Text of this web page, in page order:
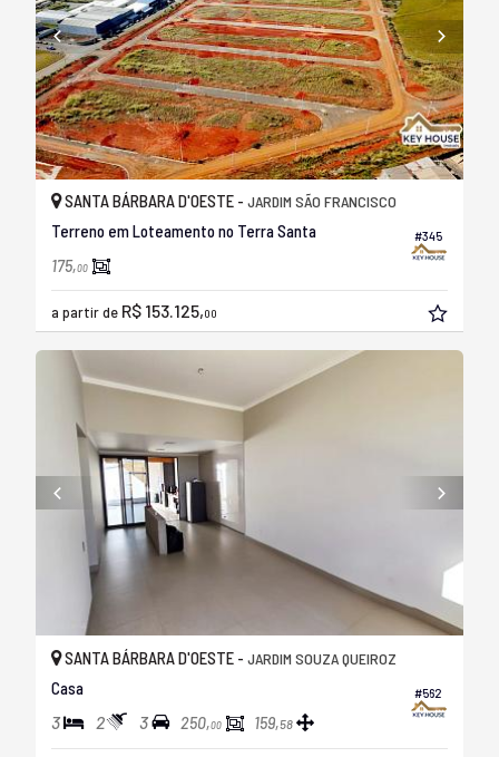
#345
SANTA BÁRBARA D'OESTE - JARDIM SÃO FRANCISCO
Terreno em Loteamento no Terra Santa
175,00
a partir de R$ 153.125,00
#562
SANTA BÁRBARA D'OESTE - JARDIM SOUZA QUEIROZ
Casa
3 2 3 250,00 159,58